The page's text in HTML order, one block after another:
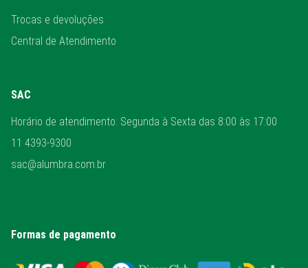
Trocas e devoluções
Central de Atendimento
SAC
Horário de atendimento: Segunda à Sexta das 8:00 às 17:00
11 4393-9300
sac@alumbra.com.br
Formas de pagamento